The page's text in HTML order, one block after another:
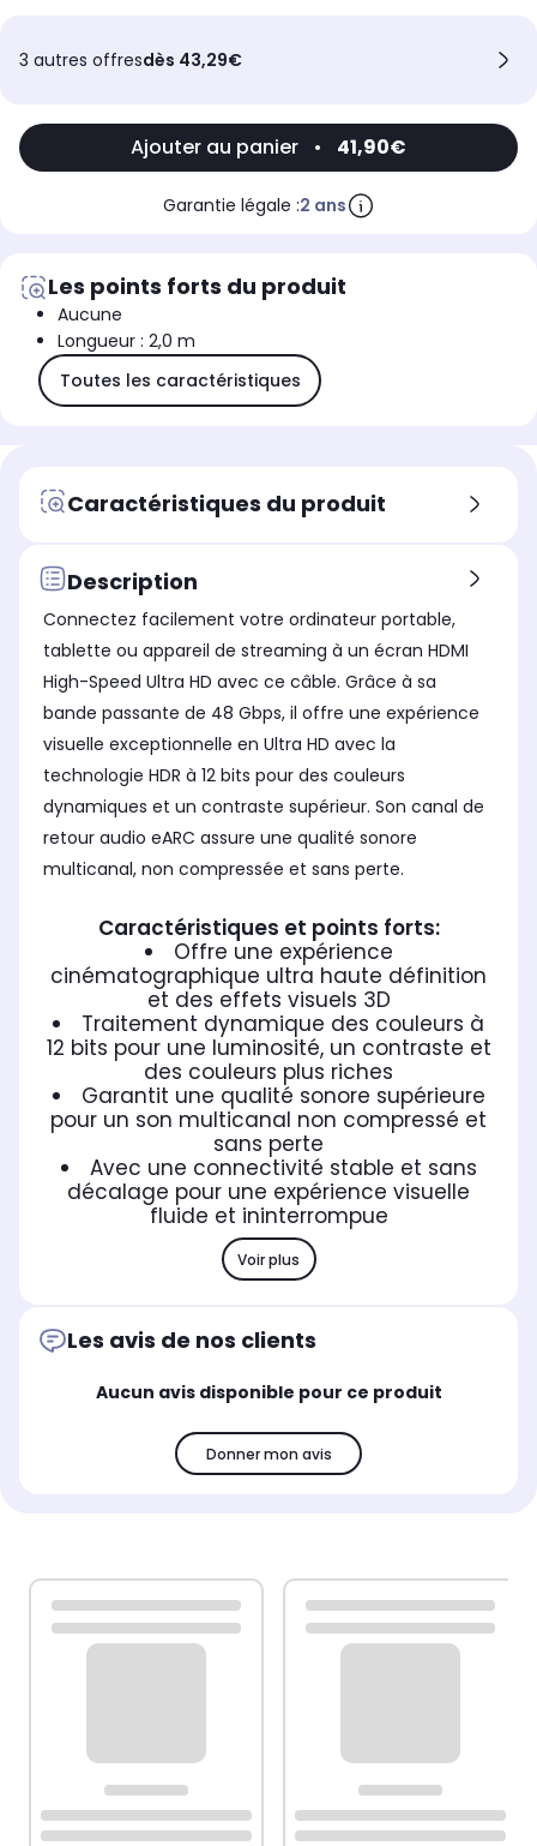
3 autres offresdès 43,29€
Ajouter au panier • 41,90€
Garantie légale :2 ans
Les points forts du produit
Aucune
Longueur : 2,0 m
Toutes les caractéristiques
Caractéristiques du produit
Description
Connectez facilement votre ordinateur portable,
tablette ou appareil de streaming à un écran HDMI
High-Speed Ultra HD avec ce câble. Grâce à sa
bande passante de 48 Gbps, il offre une expérience
visuelle exceptionnelle en Ultra HD avec la
technologie HDR à 12 bits pour des couleurs
dynamiques et un contraste supérieur. Son canal de
retour audio eARC assure une qualité sonore
multicanal, non compressée et sans perte.
Caractéristiques et points forts:
Offre une expérience
cinématographique ultra haute définition
et des effets visuels 3D
Traitement dynamique des couleurs à
12 bits pour une luminosité, un contraste et
des couleurs plus riches
Garantit une qualité sonore supérieure
pour un son multicanal non compressé et
sans perte
Avec une connectivité stable et sans
décalage pour une expérience visuelle
fluide et ininterrompue
Voir plus
Les avis de nos clients
Aucun avis disponible pour ce produit
Donner mon avis